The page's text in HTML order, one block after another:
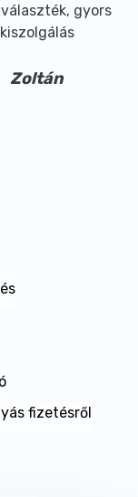
gyors
kiszolgálás
Zoltán
fizetésről